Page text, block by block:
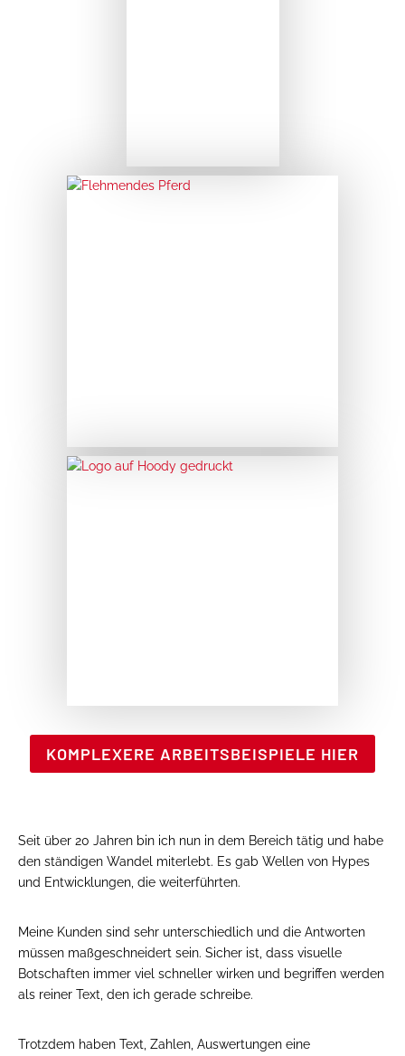
KOMPLEXERE ARBEITSBEISPIELE HIER
Seit über 20 Jahren bin ich nun in dem Bereich tätig und habe
den ständigen Wandel miterlebt. Es gab Wellen von Hypes
und Entwicklungen, die weiterführten.
Meine Kunden sind sehr unterschiedlich und die Antworten
müssen maßgeschneidert sein. Sicher ist, dass visuelle
Botschaften immer viel schneller wirken und begriffen werden
als reiner Text, den ich gerade schreibe.
Trotzdem haben Text, Zahlen, Auswertungen eine